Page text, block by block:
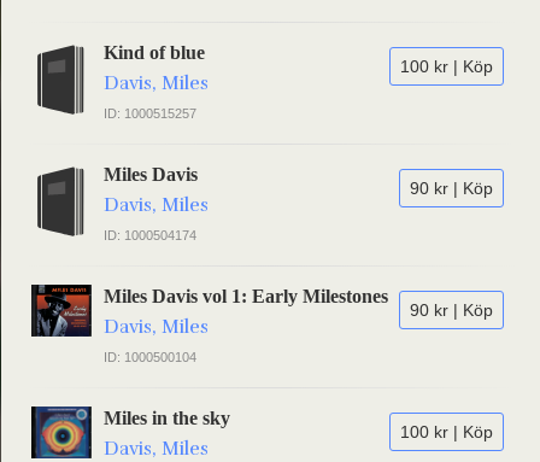
100 kr | Köp
Kind of blue
Davis, Miles
ID: 1000515257
90 kr | Köp
Miles Davis
Davis, Miles
ID: 1000504174
90 kr | Köp
Miles Davis vol 1: Early Milestones
Davis, Miles
ID: 1000500104
100 kr | Köp
Miles in the sky
Davis, Miles